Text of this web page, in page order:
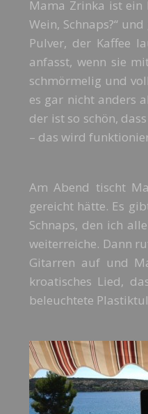
Mama Zrinka ist ein
Wein, Schnaps?“
Pulver, der Kaffee
anfasst, wenn sie
schmörmelig und
es gar nicht anders
der ist so schön,
– das wird
Am Abend tischt
gereicht hätte. Es
Schnaps, den ich
weiterreiche. Dann
Gitarren auf und
kroatisches Lied,
beleuchtete